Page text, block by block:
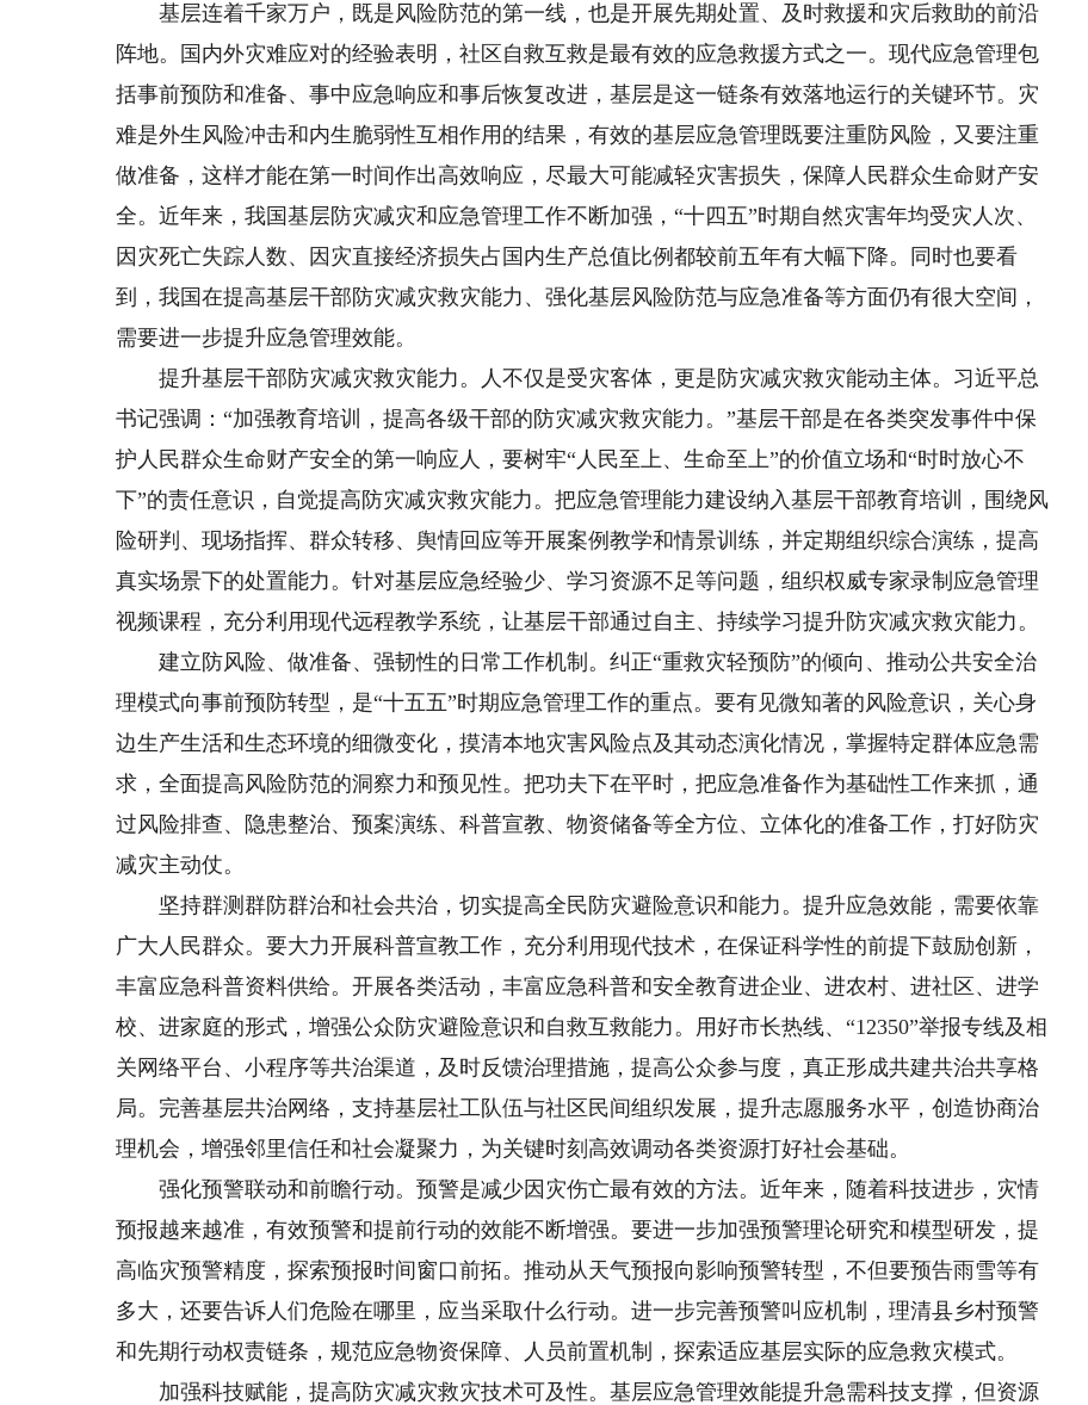
基层连着千家万户，既是风险防范的第一线，也是开展先期处置、及时救援和灾后救助的前沿
阵地。国内外灾难应对的经验表明，社区自救互救是最有效的应急救援方式之一。现代应急管理包
括事前预防和准备、事中应急响应和事后恢复改进，基层是这一链条有效落地运行的关键环节。灾
难是外生风险冲击和内生脆弱性互相作用的结果，有效的基层应急管理既要注重防风险，又要注重
做准备，这样才能在第一时间作出高效响应，尽最大可能减轻灾害损失，保障人民群众生命财产安
全。近年来，我国基层防灾减灾和应急管理工作不断加强，“十四五”时期自然灾害年均受灾人次、
因灾死亡失踪人数、因灾直接经济损失占国内生产总值比例都较前五年有大幅下降。同时也要看
到，我国在提高基层干部防灾减灾救灾能力、强化基层风险防范与应急准备等方面仍有很大空间，
需要进一步提升应急管理效能。
提升基层干部防灾减灾救灾能力。人不仅是受灾客体，更是防灾减灾救灾能动主体。习近平总
书记强调：“加强教育培训，提高各级干部的防灾减灾救灾能力。”基层干部是在各类突发事件中保
护人民群众生命财产安全的第一响应人，要树牢“人民至上、生命至上”的价值立场和“时时放心不
下”的责任意识，自觉提高防灾减灾救灾能力。把应急管理能力建设纳入基层干部教育培训，围绕风
险研判、现场指挥、群众转移、舆情回应等开展案例教学和情景训练，并定期组织综合演练，提高
真实场景下的处置能力。针对基层应急经验少、学习资源不足等问题，组织权威专家录制应急管理
视频课程，充分利用现代远程教学系统，让基层干部通过自主、持续学习提升防灾减灾救灾能力。
建立防风险、做准备、强韧性的日常工作机制。纠正“重救灾轻预防”的倾向、推动公共安全治
理模式向事前预防转型，是“十五五”时期应急管理工作的重点。要有见微知著的风险意识，关心身
边生产生活和生态环境的细微变化，摸清本地灾害风险点及其动态演化情况，掌握特定群体应急需
求，全面提高风险防范的洞察力和预见性。把功夫下在平时，把应急准备作为基础性工作来抓，通
过风险排查、隐患整治、预案演练、科普宣教、物资储备等全方位、立体化的准备工作，打好防灾
减灾主动仗。
坚持群测群防群治和社会共治，切实提高全民防灾避险意识和能力。提升应急效能，需要依靠
广大人民群众。要大力开展科普宣教工作，充分利用现代技术，在保证科学性的前提下鼓励创新，
丰富应急科普资料供给。开展各类活动，丰富应急科普和安全教育进企业、进农村、进社区、进学
校、进家庭的形式，增强公众防灾避险意识和自救互救能力。用好市长热线、“12350”举报专线及相
关网络平台、小程序等共治渠道，及时反馈治理措施，提高公众参与度，真正形成共建共治共享格
局。完善基层共治网络，支持基层社工队伍与社区民间组织发展，提升志愿服务水平，创造协商治
理机会，增强邻里信任和社会凝聚力，为关键时刻高效调动各类资源打好社会基础。
强化预警联动和前瞻行动。预警是减少因灾伤亡最有效的方法。近年来，随着科技进步，灾情
预报越来越准，有效预警和提前行动的效能不断增强。要进一步加强预警理论研究和模型研发，提
高临灾预警精度，探索预报时间窗口前拓。推动从天气预报向影响预警转型，不但要预告雨雪等有
多大，还要告诉人们危险在哪里，应当采取什么行动。进一步完善预警叫应机制，理清县乡村预警
和先期行动权责链条，规范应急物资保障、人员前置机制，探索适应基层实际的应急救灾模式。
加强科技赋能，提高防灾减灾救灾技术可及性。基层应急管理效能提升急需科技支撑，但资源